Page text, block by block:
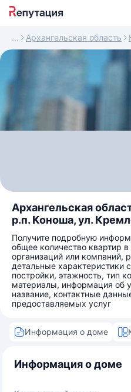
Архангельская область
Архангельская
р.п. Коноша, ул.
Получите подробную
общее количество квартир
организаций или компаний,
детальные характеристики
постройки, этажность, тип
материалы, информация об
название, контактные
предоставляемых услуг
Информация о доме
Информация о доме